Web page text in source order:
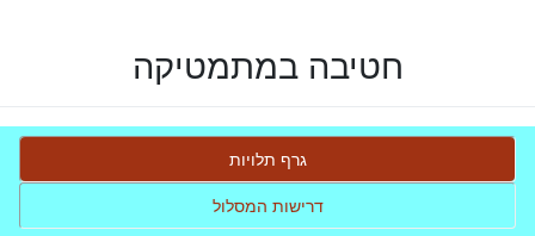
חטיבה במתמטיקה
גרף תלויות
דרישות המסלול